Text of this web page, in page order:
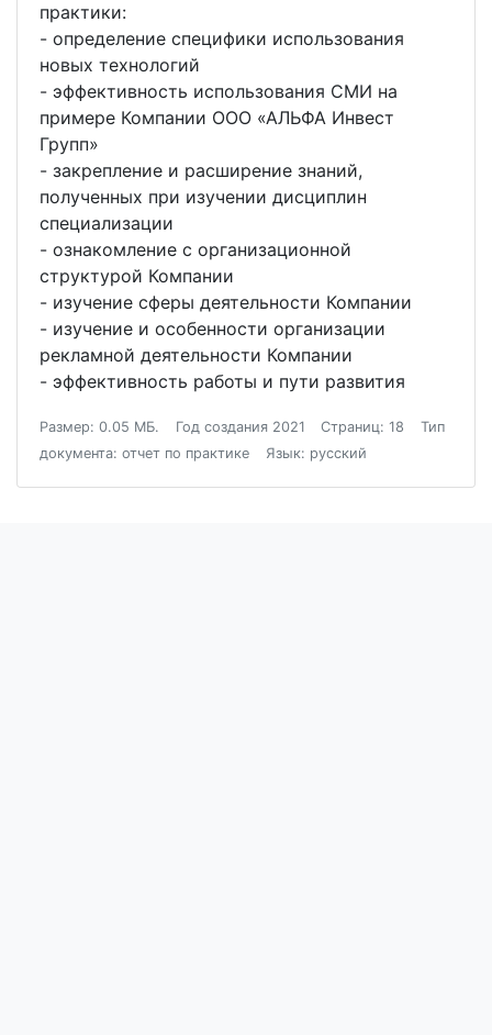
практики:
- определение специфики использования
новых технологий
- эффективность использования СМИ на
примере Компании ООО «АЛЬФА Инвест
Групп»
- закрепление и расширение знаний,
полученных при изучении дисциплин
специализации
- ознакомление с организационной
структурой Компании
- изучение сферы деятельности Компании
- изучение и особенности организации
рекламной деятельности Компании
- эффективность работы и пути развития
Размер: 0.05 МБ. Год создания 2021 Страниц: 18
Тип
документа: отчет по практике
Язык: русский